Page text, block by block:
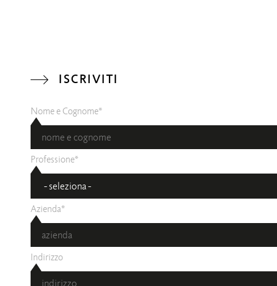
ISCRIVITI
Nome e Cognome*
Professione*
Azienda*
Indirizzo